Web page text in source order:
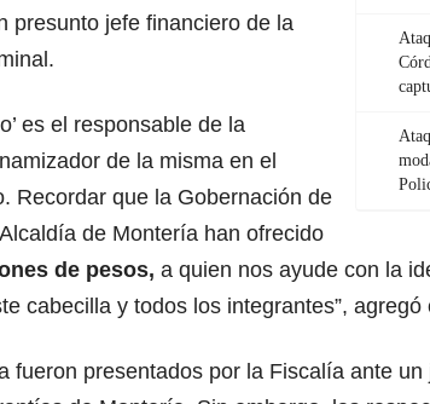
presunto jefe financiero de la
es el responsable de la
de la misma en el
Recordar que la Gobernación de
de Montería han ofrecido
de pesos, a quien nos ayude con la
cabecilla y todos los integrantes”, agregó
fueron presentados por la Fiscalía ante